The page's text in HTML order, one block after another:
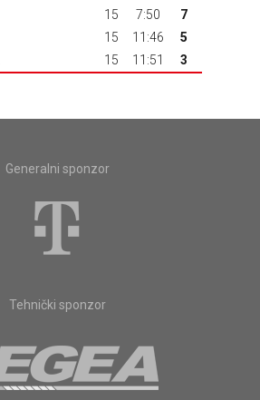
15 7:50
7
15 11:46
5
15 11:51 3
Generalni sponzor
Tehnički sponzor